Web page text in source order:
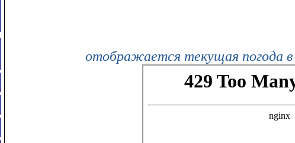
отображается текущая погода